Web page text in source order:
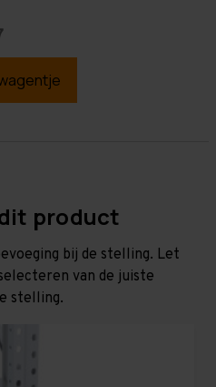
product
bij de stelling. Let
van de juiste
stelling.